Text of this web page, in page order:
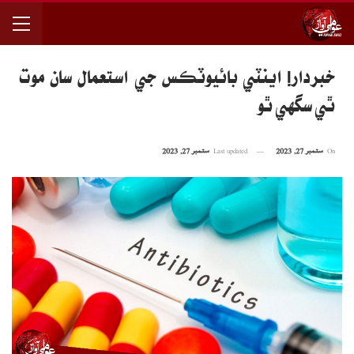
خبردار! اينٽي بائيوٽڪس جي استعمال سان موت
ٿي سگهي ٿو